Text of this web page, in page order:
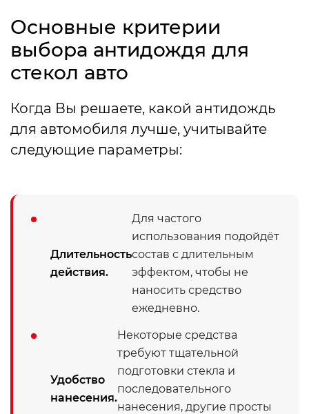
Основные критерии
выбора антидождя для
стекол авто
Когда Вы решаете, какой антидождь
для автомобиля лучше, учитывайте
следующие параметры:
Длительность
действия.
Для частого
использования подойдёт
состав с длительным
эффектом, чтобы не
наносить средство
ежедневно.
Удобство
нанесения.
Некоторые средства
требуют тщательной
подготовки стекла и
последовательного
нанесения, другие просты